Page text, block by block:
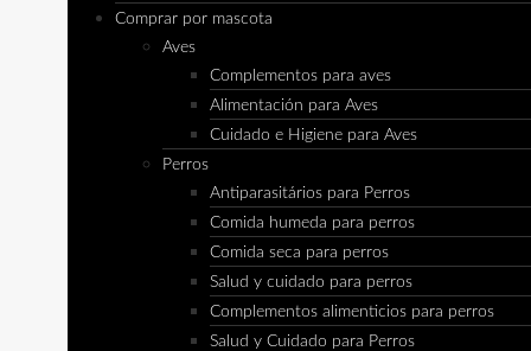
Comprar por mascota
Aves
Complementos para aves
Alimentación para Aves
Cuidado e Higiene para Aves
Perros
Antiparasitários para Perros
Comida humeda para perros
Comida seca para perros
Salud y cuidado para perros
Complementos alimenticios para perros
Salud y Cuidado para Perros